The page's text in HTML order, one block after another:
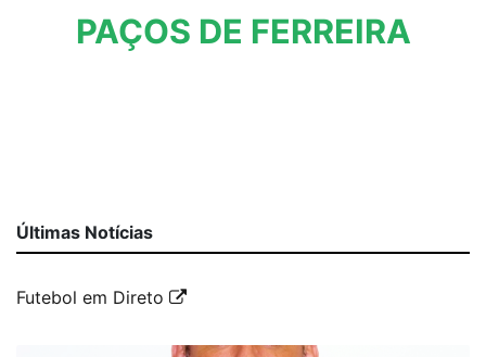
PAÇOS DE FERREIRA
Últimas Notícias
Futebol em Direto